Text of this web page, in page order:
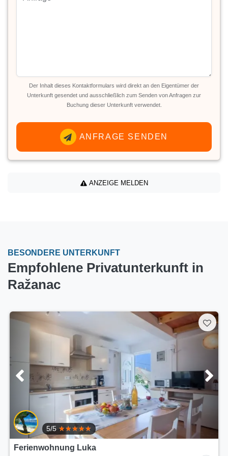
Der Inhalt dieses Kontaktformulars wird direkt an den Eigentümer der
Unterkunft gesendet und ausschließlich zum Senden von Anfragen zur
Buchung dieser Unterkunft verwendet.
ANFRAGE SENDEN
ANZEIGE MELDEN
BESONDERE UNTERKUNFT
Empfohlene Privatunterkunft in
Ražanac
5/5
Ferienwohnung Luka